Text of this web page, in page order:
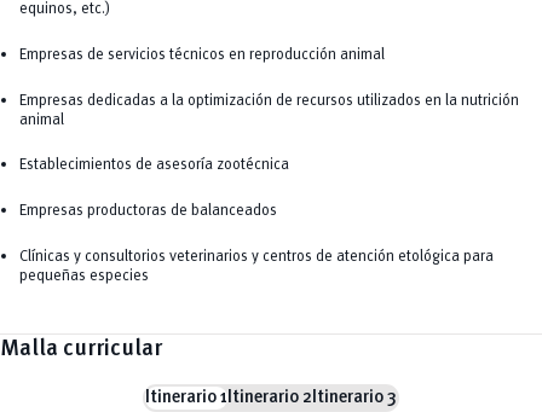
equinos, etc.)
Empresas de servicios técnicos en reproducción animal
Empresas dedicadas a la optimización de recursos utilizados en la nutrición
animal
Establecimientos de asesoría zootécnica
Empresas productoras de balanceados
Clínicas y consultorios veterinarios y centros de atención etológica para
pequeñas especies
Malla curricular
Itinerario 1 Itinerario 2 Itinerario 3